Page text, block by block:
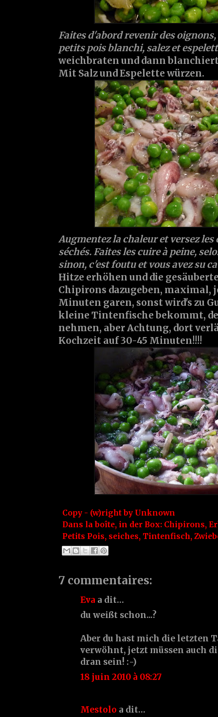
Faites d'abord revenir des
petits pois blanchi, salez et
weichbraten und dann
Mit Salz und Espelette würzen.
Augmentez la chaleur et versez
séchés. Faites les cuire à peine,
sinon, c'est foutu et vous avez su
Hitze erhöhen und die
Chipirons dazugeben, maximal,
Minuten garen, sonst wird's zu
kleine Tintenfische bekommt,
nehmen, aber Achtung, dort
Kochzeit auf 30-45 Minuten!!!!
Copy - (w)right by Unknown
Dans la boîte, in der Box: Chipirons,
Petits Pois, seiches, Tintenfisch,
7 commentaires:
Eva a dit…
du weißt schon...?
Aber du hast mich die letzten
verwöhnt, jetzt müssen auch
dran sein! :-)
18 juin 2010 à 08:27
Mestolo a dit…